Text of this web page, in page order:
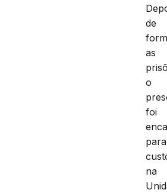
de
as
o
foi
para
na